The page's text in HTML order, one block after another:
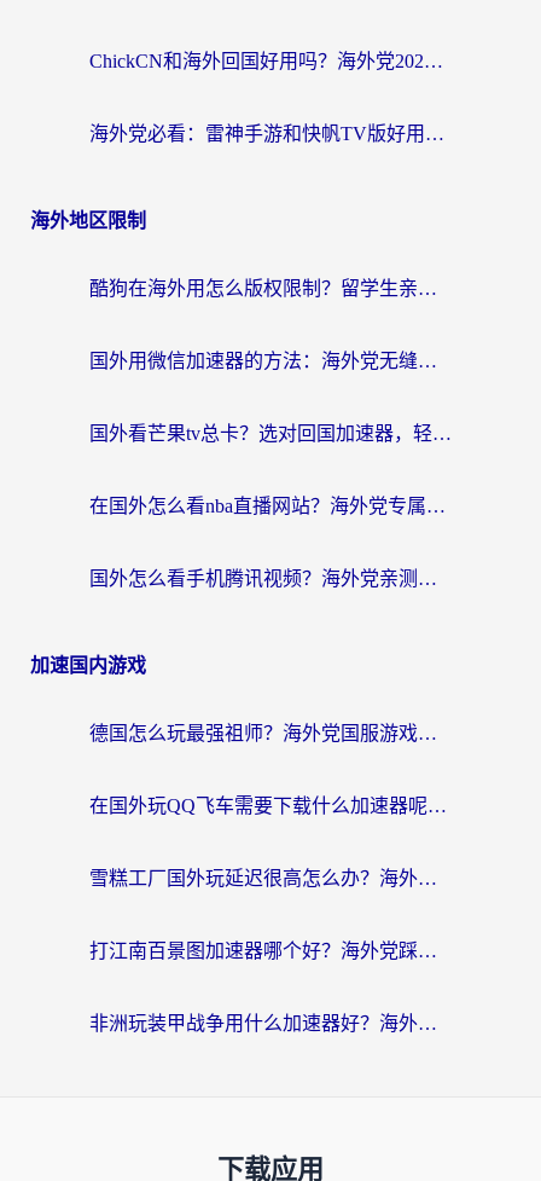
ChickCN和海外回国好用吗？海外党2026亲测：从手游到影音，选对加速器的3个关键
海外党必看：雷神手游和快帆TV版好用吗？3步选对回国加速器不踩坑
海外地区限制
酷狗在海外用怎么版权限制？留学生亲测：3步解决听国内音乐难题
国外用微信加速器的方法：海外党无缝连接国内生活的实用指南
国外看芒果tv总卡？选对回国加速器，轻松追《浪姐》不费劲
在国外怎么看nba直播网站？海外党专属体育观赛指南，告别地区限制！
国外怎么看手机腾讯视频？海外党亲测有效的追剧加速器选择指南
加速国内游戏
德国怎么玩最强祖师？海外党国服游戏加速器选择全攻略（附宝可梦Online实测）
在国外玩QQ飞车需要下载什么加速器呢？海外党亲测有效的国服游戏加速指南
雪糕工厂国外玩延迟很高怎么办？海外玩家国服游戏加速终极攻略（附实测推荐）
打江南百景图加速器哪个好？海外党踩坑N次后，终于找到不卡的秘诀
非洲玩装甲战争用什么加速器好？海外党亲测有效的国服游戏加速方案
下载应用